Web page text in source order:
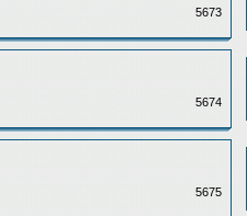
5673
5674
5675